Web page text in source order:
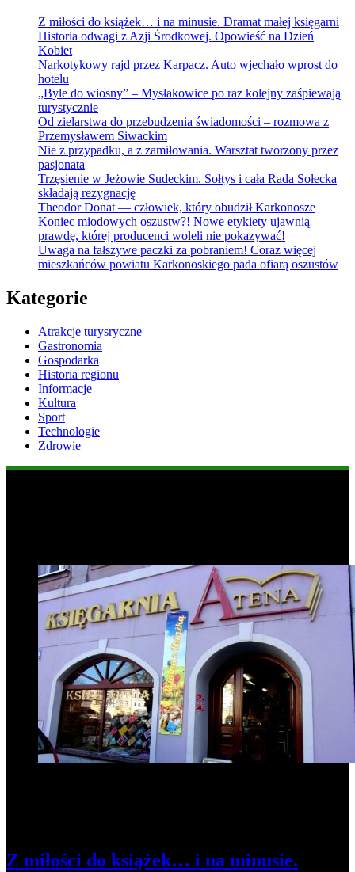
Z miłości do książek… i na minusie. Dramat małej księgarni
Historia odwagi z Azji Środkowej. Opowieść na Dzień
Kobiet
Narkotykowy rajd przez Karpacz. Auto wjechało wprost do
hotelu
„Byle do wiosny” – Mysłakowice po raz kolejny zaśpiewają
turystycznie
Od zielarstwa do przebudzenia świadomości – rozmowa z
Przemysławem Siwackim
Nie z przypadku, a z zamiłowania. Warsztat tworzony przez
pasjonata
Trzęsienie w Jeżowie Sudeckim. Sołtys i cała Rada Sołecka
składają rezygnację
Theodor Donat — człowiek, który obudził Karkonosze
Koniec miodowych oszustw?! Nowe etykiety ujawnią
prawdę, której producenci woleli nie pokazywać!
Uwaga na fałszywe paczki za pobraniem! Coraz więcej
mieszkańców powiatu Karkonoskiego pada ofiarą oszustów
Kategorie
Atrakcje turysryczne
Gastronomia
Gospodarka
Historia regionu
Informacje
Kultura
Sport
Technologie
Zdrowie
Z miłości do książek… i na minusie.